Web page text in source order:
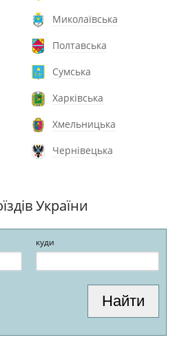
Миколаївська
Полтавська
Сумська
Харківська
Хмельницька
Чернівецька
України
куди